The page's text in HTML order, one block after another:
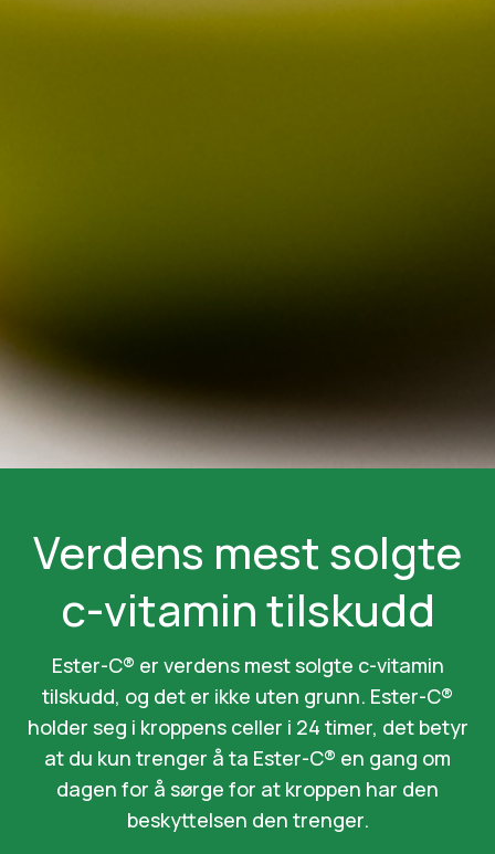
Verdens mest solgte
c-vitamin tilskudd
Ester-C® er verdens mest solgte c-vitamin
tilskudd, og det er ikke uten grunn. Ester-C®
holder seg i kroppens celler i 24 timer, det betyr
at du kun trenger å ta Ester-C® en gang om
dagen for å sørge for at kroppen har den
beskyttelsen den trenger.